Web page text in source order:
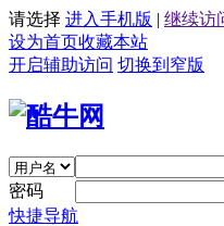
请选择 进入手机版 | 继续访
设为首页收藏本站
开启辅助访问 切换到窄版
密码
快捷导航